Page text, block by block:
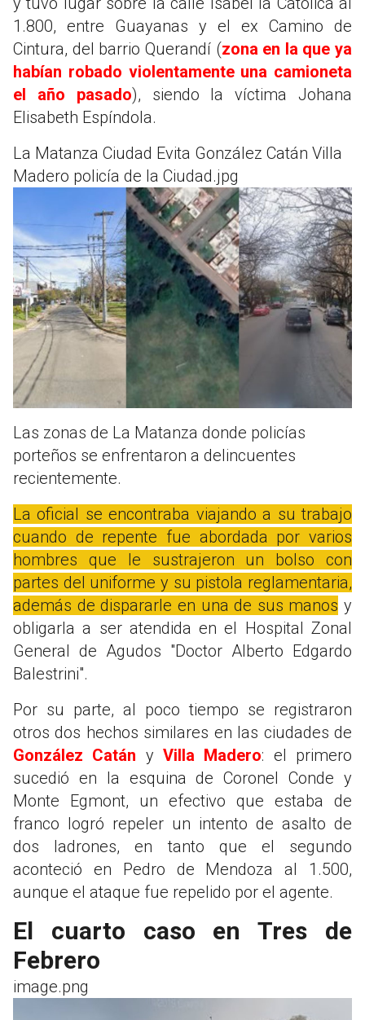
1.800, entre Guayanas y el ex Camino de
Cintura, del barrio Querandí (zona en la que ya
habían robado violentamente una camioneta
el año pasado), siendo la víctima Johana
Elisabeth Espíndola.
La Matanza Ciudad Evita González Catán Villa
Madero policía de la Ciudad.jpg
Las zonas de La Matanza donde policías
porteños se enfrentaron a delincuentes
recientemente.
La oficial se encontraba viajando a su trabajo
cuando de repente fue abordada por varios
hombres que le sustrajeron un bolso con
partes del uniforme y su pistola reglamentaria,
además de dispararle en una de sus manos y
obligarla a ser atendida en el Hospital Zonal
General de Agudos "Doctor Alberto Edgardo
Balestrini".
Por su parte, al poco tiempo se registraron
otros dos hechos similares en las ciudades de
González Catán yVilla Madero: el primero
sucedió en la esquina de Coronel Conde y
Monte Egmont, un efectivo que estaba de
franco logró repeler un intento de asalto de
dos ladrones, en tanto que el segundo
aconteció en Pedro de Mendoza al 1.500,
aunque el ataque fue repelido por el agente.
El cuarto caso en Tres de
Febrero
image.png